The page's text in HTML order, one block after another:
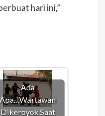
hari ini,”
Ada
Apa..!Wartawan
Dikeroyok Saat